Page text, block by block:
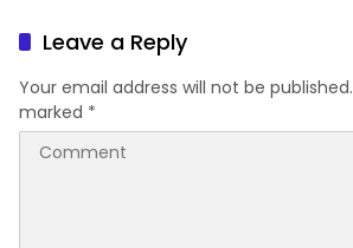
Leave a Reply
Your email address will not be published.
marked *